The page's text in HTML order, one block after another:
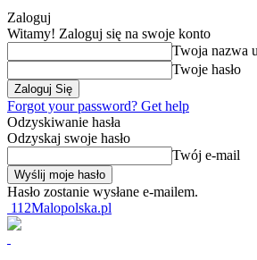
Zaloguj
Witamy! Zaloguj się na swoje konto
Twoja nazwa
Twoje hasło
Forgot your password? Get help
Odzyskiwanie hasła
Odzyskaj swoje hasło
Twój e-mail
Hasło zostanie wysłane e-mailem.
112Malopolska.pl